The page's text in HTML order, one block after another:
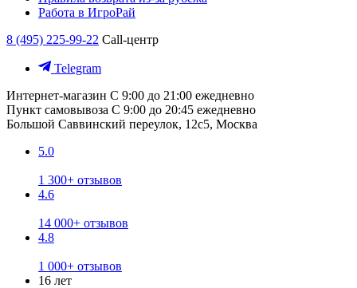
Работа в ИгроРай
8 (495) 225-99-22 Call-центр
Telegram
Интернет-магазин С 9:00 до 21:00 ежедневно
Пункт самовывоза С 9:00 до 20:45 ежедневно
Большой Саввинский переулок, 12с5, Москва
5.0
1 300+ отзывов
4.6
14 000+ отзывов
4.8
1 000+ отзывов
16 лет